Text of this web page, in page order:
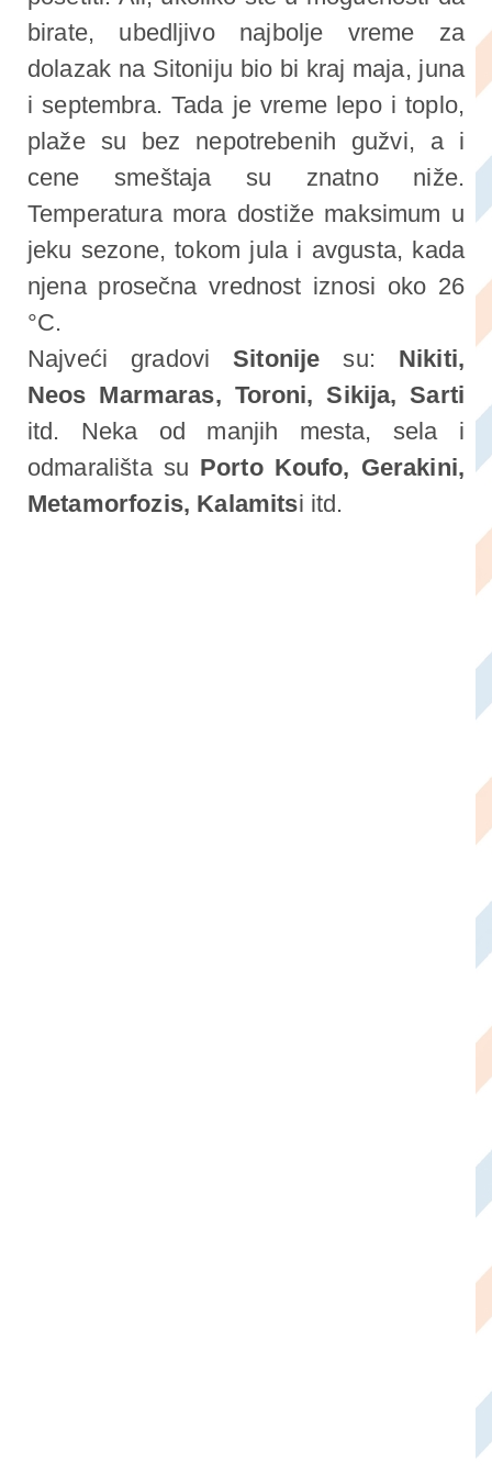
birate, ubedljivo najbolje vreme za
dolazak na Sitoniju bio bi kraj maja, juna
i septembra. Tada je vreme lepo i toplo,
plaže su bez nepotrebenih gužvi, a i
cene smeštaja su znatno niže.
Temperatura mora dostiže maksimum u
jeku sezone, tokom jula i avgusta, kada
njena prosečna vrednost iznosi oko 26
°C.
Najveći gradoviSitonije su: Nikiti,
Neos Marmaras, Toroni, Sikija, Sarti
itd. Neka od manjih mesta, sela i
odmarališta su Porto Koufo, Gerakini,
Metamorfozis, Kalamitsi itd.